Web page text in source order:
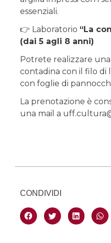
essenziali.
👉 Laboratorio “La
(dai 5 agli 8 anni)
Potrete realizzare
contadina con il filo di
con foglie di
La prenotazione è
una mail a
CONDIVIDI